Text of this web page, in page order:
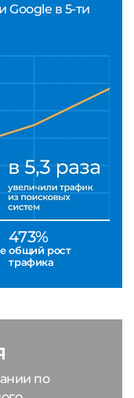
в 5-ти
473%
общий рост
трафика
по